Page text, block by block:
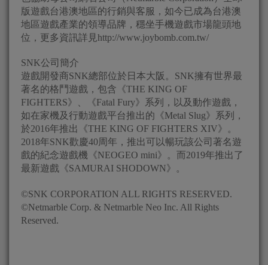
版遊戲台港澳地區的行銷與客服，如今已成為台港澳
地區遊戲產業的領導品牌，穩坐手機遊戲市場龍頭地
位，更多資訊詳見http://www.joybomb.com.tw/
SNK公司簡介
遊戲開發商SNK總部位於日本大阪。SNK擁有世界最
著名的格鬥遊戲，包含《THE KING OF
FIGHTERS》、《Fatal Fury》系列，以及動作遊戲，
如在家機及行動遊戲平台推出的《Metal Slug》系列，
於2016年推出《THE KING OF FIGHTERS XIV》。
2018年SNK歡慶40周年，推出可以暢玩該公司著名遊
戲的紀念遊戲機《NEOGEO mini》。而2019年推出了
最新遊戲《SAMURAI SHODOWN》。
©SNK CORPORATION ALL RIGHTS RESERVED.
©Netmarble Corp. & Netmarble Neo Inc. All Rights
Reserved.